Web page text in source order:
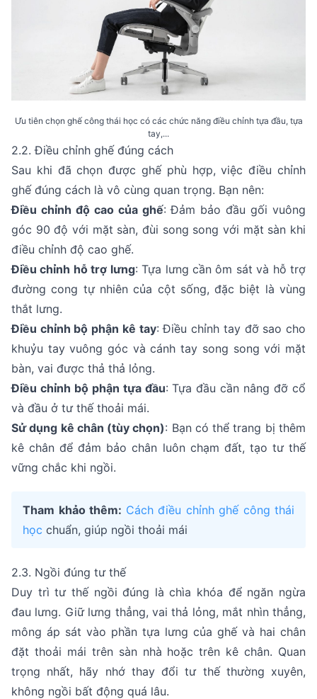
Ưu tiên chọn ghế công thái học có các chức năng điều chỉnh tựa đầu, tựa
tay,...
2.2. Điều chỉnh ghế đúng cách
Sau khi đã chọn được ghế phù hợp, việc điều chỉnh
ghế đúng cách là vô cùng quan trọng. Bạn nên:
Điều chỉnh độ cao của ghế: Đảm bảo đầu gối vuông
góc 90 độ với mặt sàn, đùi song song với mặt sàn khi
điều chỉnh độ cao ghế.
Điều chỉnh hỗ trợ lưng: Tựa lưng cần ôm sát và hỗ trợ
đường cong tự nhiên của cột sống, đặc biệt là vùng
thắt lưng.
Điều chỉnh bộ phận kê tay: Điều chỉnh tay đỡ sao cho
khuỷu tay vuông góc và cánh tay song song với mặt
bàn, vai được thả thả lỏng.
Điều chỉnh bộ phận tựa đầu: Tựa đầu cần nâng đỡ cổ
và đầu ở tư thế thoải mái.
Sử dụng kê chân (tùy chọn): Bạn có thể trang bị thêm
kê chân để đảm bảo chân luôn chạm đất, tạo tư thế
vững chắc khi ngồi.
Tham khảo thêm: Cách điều chỉnh ghế công thái
học chuẩn, giúp ngồi thoải mái
2.3. Ngồi đúng tư thế
Duy trì tư thế ngồi đúng là chìa khóa để ngăn ngừa
đau lưng. Giữ lưng thẳng, vai thả lỏng, mắt nhìn thẳng,
mông áp sát vào phần tựa lưng của ghế và hai chân
đặt thoải mái trên sàn nhà hoặc trên kê chân. Quan
trọng nhất, hãy nhớ thay đổi tư thế thường xuyên,
không ngồi bất động quá lâu.